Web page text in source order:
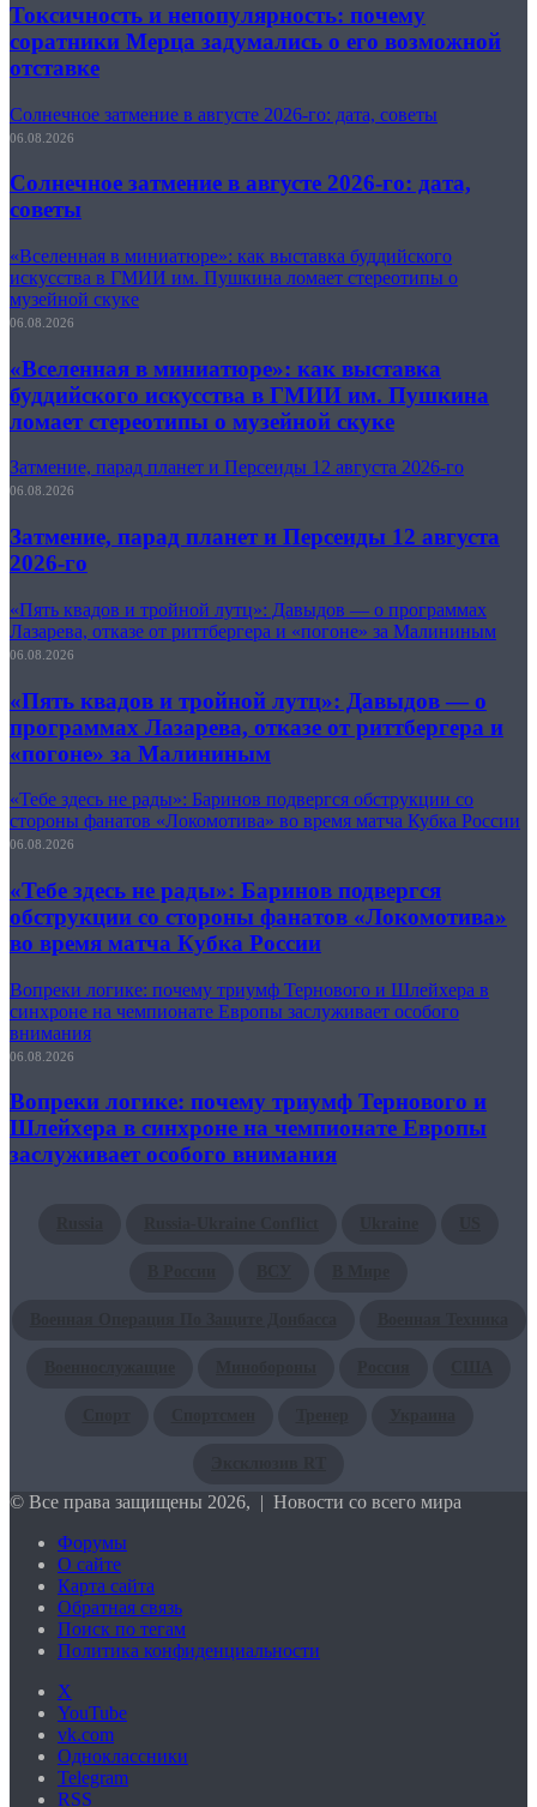
Токсичность и непопулярность: почему
соратники Мерца задумались о его возможной
отставке
Солнечное затмение в августе 2026-го: дата, советы
06.08.2026
Солнечное затмение в августе 2026-го: дата,
советы
«Вселенная в миниатюре»: как выставка буддийского
искусства в ГМИИ им. Пушкина ломает стереотипы о
музейной скуке
06.08.2026
«Вселенная в миниатюре»: как выставка
буддийского искусства в ГМИИ им. Пушкина
ломает стереотипы о музейной скуке
Затмение, парад планет и Персеиды 12 августа 2026-го
06.08.2026
Затмение, парад планет и Персеиды 12 августа
2026-го
«Пять квадов и тройной лутц»: Давыдов — о программах
Лазарева, отказе от риттбергера и «погоне» за Малининым
06.08.2026
«Пять квадов и тройной лутц»: Давыдов — о
программах Лазарева, отказе от риттбергера и
«погоне» за Малининым
«Тебе здесь не рады»: Баринов подвергся обструкции со
стороны фанатов «Локомотива» во время матча Кубка России
06.08.2026
«Тебе здесь не рады»: Баринов подвергся
обструкции со стороны фанатов «Локомотива»
во время матча Кубка России
Вопреки логике: почему триумф Тернового и Шлейхера в
синхроне на чемпионате Европы заслуживает особого
внимания
06.08.2026
Вопреки логике: почему триумф Тернового и
Шлейхера в синхроне на чемпионате Европы
заслуживает особого внимания
© Все права защищены 2026, | Новости со всего мира
Форумы
О сайте
Карта сайта
Обратная связь
Поиск по тегам
Политика конфиденциальности
X
YouTube
vk.com
Одноклассники
Telegram
RSS